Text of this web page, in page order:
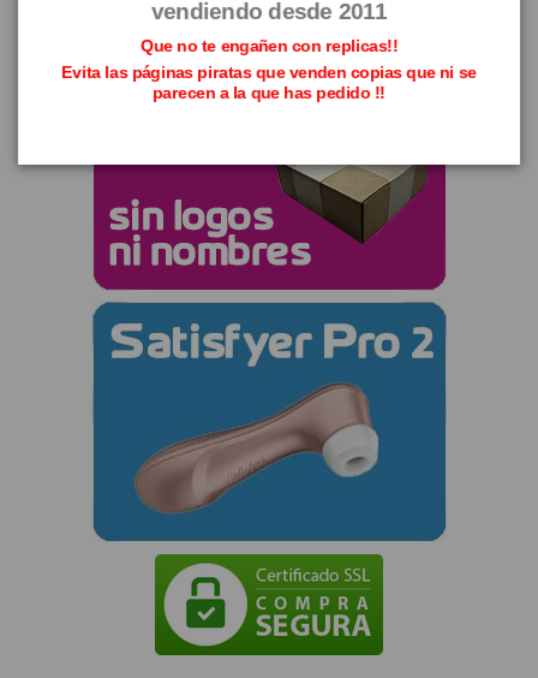
vendiendo desde 2011
Que no te engañen con replicas!!
Evita las páginas piratas que venden copias que ni se
parecen a la que has pedido !!